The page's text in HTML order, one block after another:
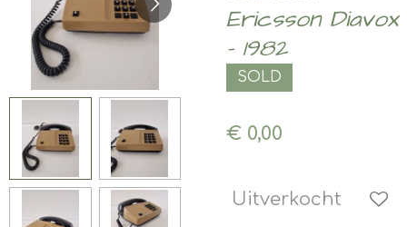
Ericsson Diavox
- 1982
SOLD
€ 0,00
Uitverkocht